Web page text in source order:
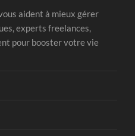
aident à mieux gérer
experts freelances,
pour booster votre vie